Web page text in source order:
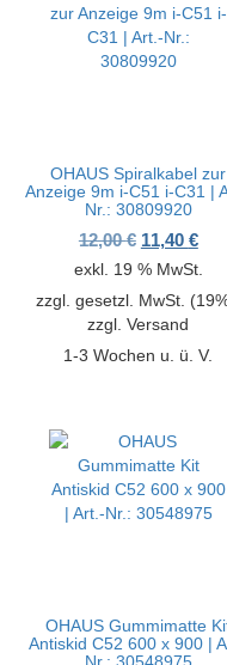
OHAUS Spiralkabel zur
Anzeige 9m i-C51 i-C31 |
Nr.: 30809920
12,00€ 11,40 €
exkl. 19 % MwSt.
zzgl. gesetzl. MwSt.
zzgl. Versand
1-3 Wochen u. ü. V.
OHAUS Gummimatte
Antiskid C52 600 x 900 |
Nr.: 30548975